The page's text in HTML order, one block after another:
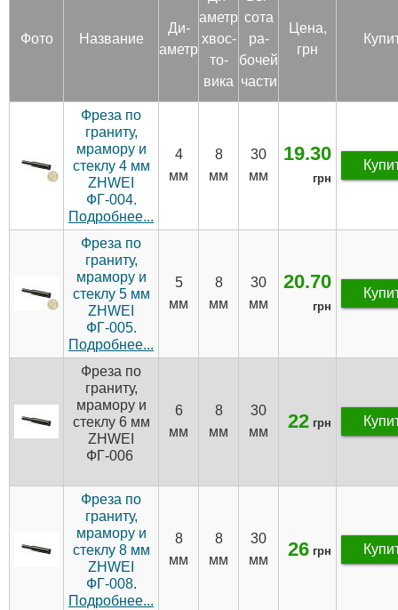
Фото Название
Ди­
аметр
аметр
хвос­
то­
вика
сота
ра­
бочей
час­ти
Цена,
грн
Фреза по
граниту,
мрамору и
стеклу 4 мм
ZHWEI
ФГ-004.
Подробнее...
4
мм
8
мм
30
мм
19.30
грн
Фреза по
граниту,
мрамору и
стеклу 5 мм
ZHWEI
ФГ-005.
Подробнее...
5
мм
8
мм
30
мм
20.70
грн
Фреза по
граниту,
мрамору и
стеклу 6 мм
ZHWEI
ФГ-006
6
мм
8
мм
30
мм
22 грн
Фреза по
граниту,
мрамору и
стеклу 8 мм
ZHWEI
ФГ-008.
Подробнее...
8
мм
8
мм
30
мм
26 грн